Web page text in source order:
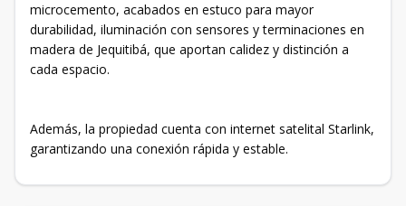
microcemento, acabados en estuco para mayor
durabilidad, iluminación con sensores y terminaciones en
madera de Jequitibá, que aportan calidez y distinción a
cada espacio.
Además, la propiedad cuenta con internet satelital Starlink,
garantizando una conexión rápida y estable.